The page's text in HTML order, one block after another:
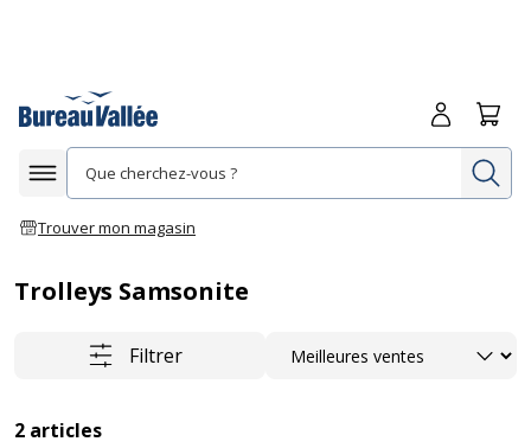
Afficher la navigation
Trouver mon magasin
Me
Trolleys Samsonite
Filtrer Trier
2 articles